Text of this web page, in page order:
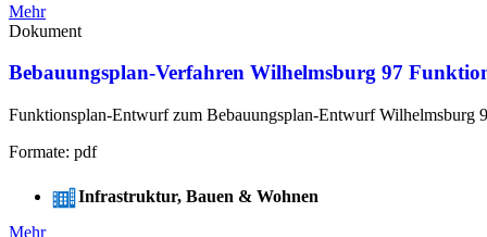
Mehr
Dokument
Bebauungsplan-Verfahren Wilhelmsburg 97
Funktionsplan-Entwurf zum Bebauungsplan-Entwurf Wilhelmsburg
Formate: pdf
Infrastruktur, Bauen & Wohnen
Mehr